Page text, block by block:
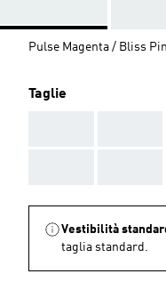
Pulse Magenta / Bliss
Taglie
Vestibilità
taglia standard.